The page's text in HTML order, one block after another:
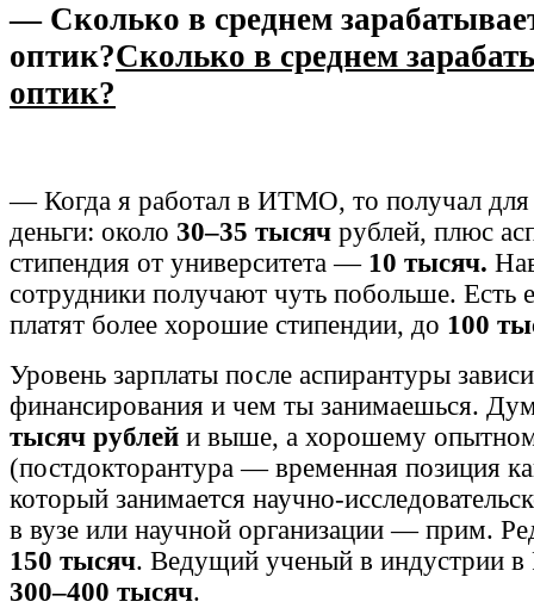
— Сколько в среднем
оптик?Сколько в среднем
оптик?
— Когда я работал в ИТМО, то получал
деньги: около 30–35 тысяч рублей, плюс
стипендия от университета — 10 тысяч.
сотрудники получают чуть побольше. Есть
платят более хорошие стипендии, до 100
Уровень зарплаты после аспирантуры
финансирования и чем ты занимаешься.
тысяч рублей и выше, а хорошему
(постдокторантура — временная позиция
который занимается научно-
в вузе или научной организации — прим.
150 тысяч. Ведущий ученый в индустрии в
300–400 тысяч.